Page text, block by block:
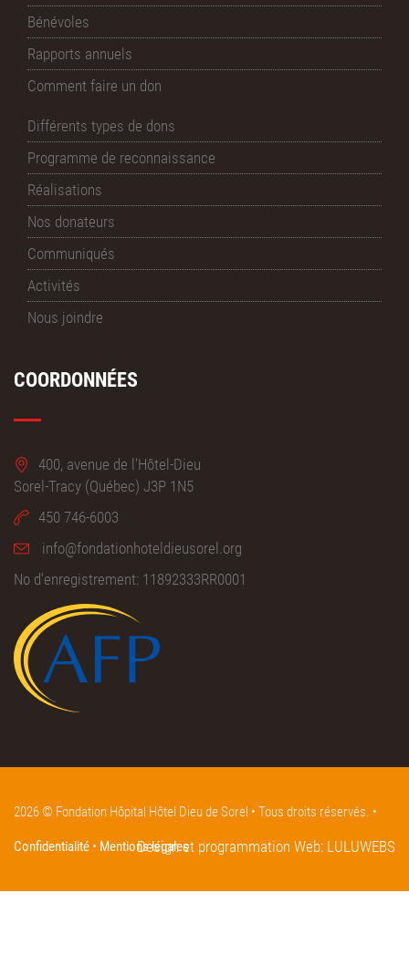
Bénévoles
Rapports annuels
Comment faire un don
Différents types de dons
Programme de reconnaissance
Réalisations
Nos donateurs
Communiqués
Activités
Nous joindre
COORDONNÉES
400, avenue de l'Hôtel-Dieu
Sorel-Tracy (Québec) J3P 1N5
450 746-6003
info@fondationhoteldieusorel.org
No d'enregistrement: 11892333RR0001
2026 © Fondation Hôpital Hôtel Dieu de Sorel • Tous droits réservés. •
Confidentialité • Mentions légales
Design et programmation Web: LULUWEBS